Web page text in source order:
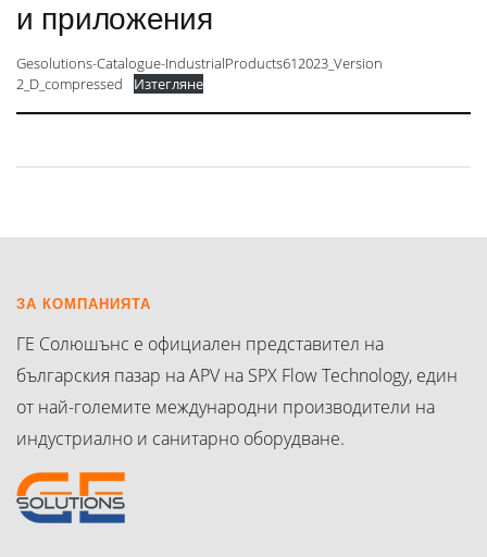
и приложения
Gesolutions-Catalogue-IndustrialProducts612023_Version
2_D_compressed
Изтегляне
ЗА КОМПАНИЯТА
ГЕ Солюшънс е официален представител на
българския пазар на APV на SPX Flow Technology, един
от най-големите международни производители на
индустриално и санитарно оборудване.